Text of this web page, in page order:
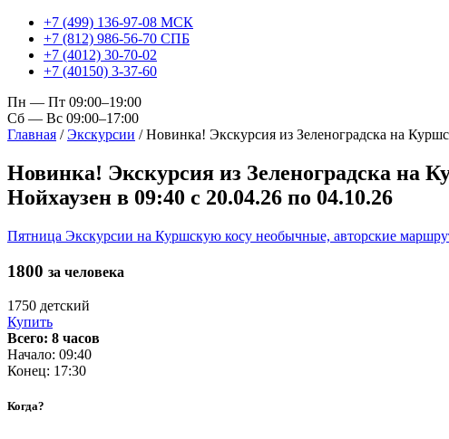
+7 (499) 136-97-08 МСК
+7 (812) 986-56-70 СПБ
+7 (4012) 30-70-02
+7 (40150) 3-37-60
Пн — Пт 09:00–19:00
Сб — Вс 09:00–17:00
Главная /Экскурсии /Новинка! Экскурсия из Зеленоградска на
Новинка! Экскурсия из Зеленоградска на
Нойхаузен в 09:40 с 20.04.26 по 04.10.26
Пятница Экскурсии на Куршскую косу необычные, авторские
1800 за человека
1750 детский
Купить
Всего: 8 часов
Начало: 09:40
Конец: 17:30
Когда?